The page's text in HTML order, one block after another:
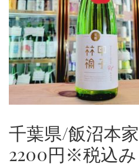
千葉県/飯沼本
2200円※税込み